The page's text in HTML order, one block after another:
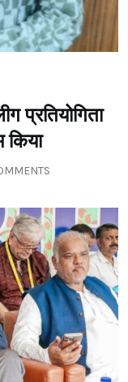
प्रतियोगिता